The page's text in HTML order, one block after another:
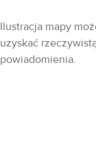
Ilustracja mapy
uzyskać
powiadomienia.